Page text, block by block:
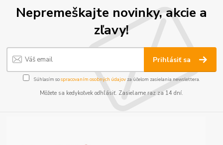
Nepremeškajte novinky, akcie a
zľavy!
Prihlásiť sa
Súhlasím sospracovaním osobných údajov za účelom zasielania newslettera.
Môžete sa kedykoľvek odhlásiť. Zasielame raz za 14 dní.